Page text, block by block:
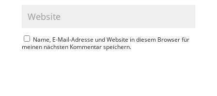
Name, E-Mail-Adresse und Website in diesem Browser für
meinen nächsten Kommentar speichern.